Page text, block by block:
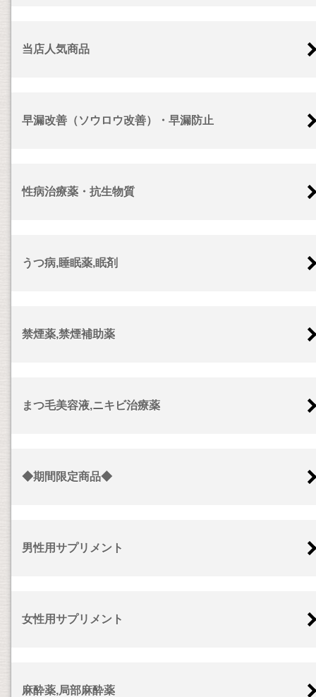
当店人気商品
早漏改善（ソウロウ改善）・早漏防止
性病治療薬・抗生物質
うつ病,睡眠薬,眠剤
禁煙薬,禁煙補助薬
まつ毛美容液,ニキビ治療薬
◆期間限定商品◆
男性用サプリメント
女性用サプリメント
麻酔薬,局部麻酔薬